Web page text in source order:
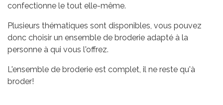
confectionne le tout elle-même.
Plusieurs thématiques sont disponibles, vous pouvez
donc choisir un ensemble de broderie adapté à la
personne à qui vous l'offrez.
L'ensemble de broderie est complet, il ne reste qu'à
broder!